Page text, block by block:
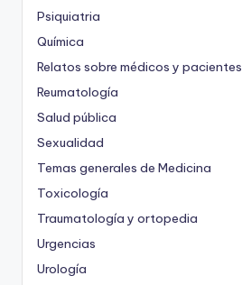
Psiquiatria
Química
Relatos sobre médicos y pacientes
Reumatología
Salud pública
Sexualidad
Temas generales de Medicina
Toxicología
Traumatología y ortopedia
Urgencias
Urología